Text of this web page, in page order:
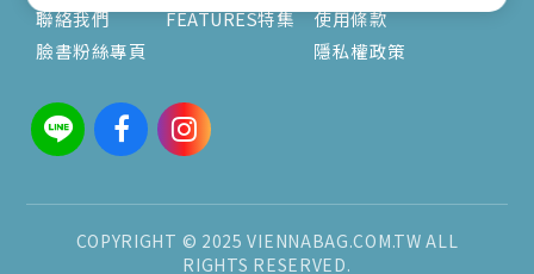
聯絡我們
臉書粉絲專頁
FEATURES特集
使用條款
隱私權政策
COPYRIGHT © 2025 VIENNABAG.COM.TW ALL
RIGHTS RESERVED.